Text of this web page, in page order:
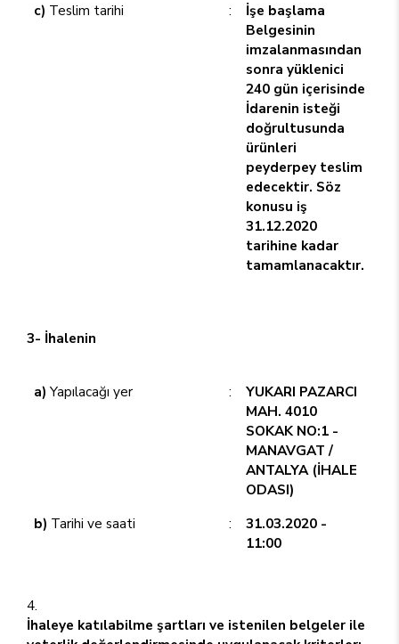
c) Teslim tarihi :
İşe başlama
Belgesinin
imzalanmasından
sonra yüklenici
240 gün içerisinde
İdarenin isteği
doğrultusunda
ürünleri
peyderpey teslim
edecektir. Söz
konusu iş
31.12.2020
tarihine kadar
tamamlanacaktır.
3- İhalenin
a)Yapılacağı yer :
YUKARI PAZARCI
MAH. 4010
SOKAK NO:1 -
MANAVGAT /
ANTALYA (İHALE
ODASI)
b) Tarihi ve saati :
31.03.2020 -
11:00
İhaleye katılabilme şartları ve istenilen belgeler ile